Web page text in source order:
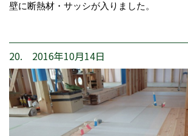
壁に断熱材・サッシが入りました。
20. 2016年10月14日